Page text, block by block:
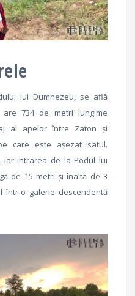
lui Dumnezeu, se află
are 734 de metri lungime
al apelor între Zaton şi
care este aşezat satul.
iar intrarea de la Podul lui
de 15 metri şi înaltă de 3
într-o galerie descendentă